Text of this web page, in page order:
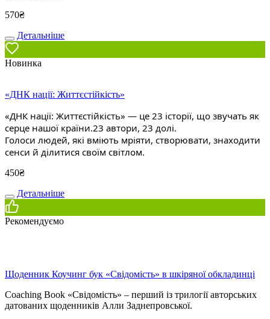
570₴
Детальніше
Новинка
«ДНК нації: Життєстійкість»
«ДНК нації: Життєстійкість» — це 23 історії, що звучать як
серце нашої країни.23 автори, 23 долі.
Голоси людей, які вміють мріяти, створювати, знаходити
сенси й ділитися своїм світлом.
450₴
Детальніше
Рекомендуємо
Щоденник Коучинг бук «Свідомість» в шкіряної обкладинці
Coaching Book «Свідомість» – перший із трилогії авторських
датованих щоденників Алли Заднепровської.